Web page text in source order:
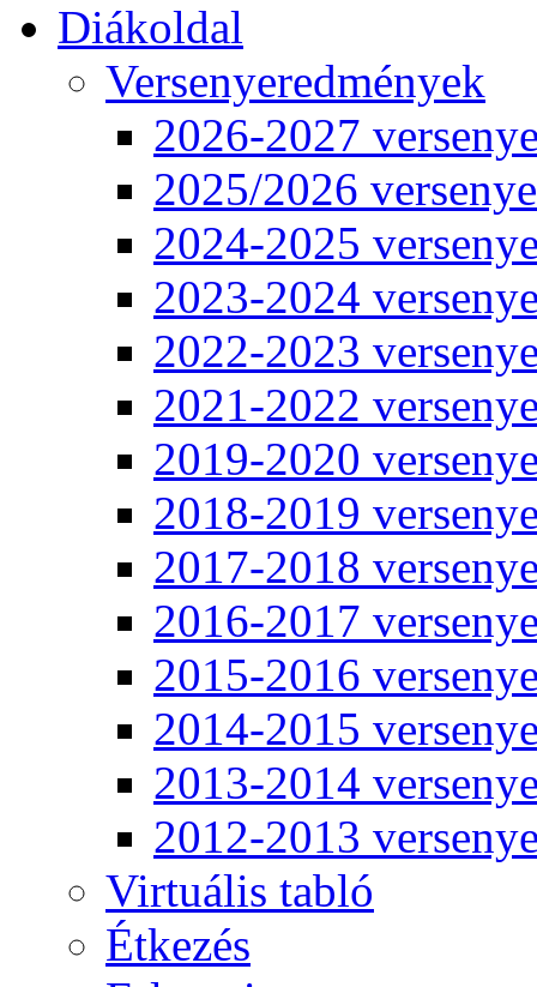
Diákoldal
Versenyeredmények
2026-2027
2025/2026
2024-2025
2023-2024
2022-2023
2021-2022
2019-2020
2018-2019
2017-2018
2016-2017
2015-2016
2014-2015
2013-2014
2012-2013
Virtuális tabló
Étkezés